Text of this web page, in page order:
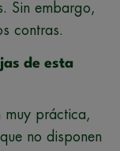
Sin embargo,
contras.
de esta
muy práctica,
no disponen